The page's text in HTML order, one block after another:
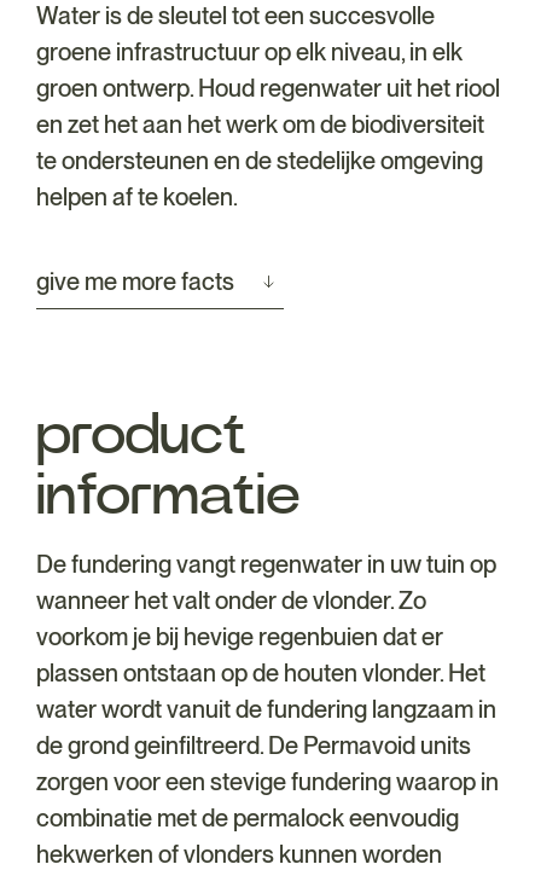
Water is de sleutel tot een succesvolle
groene infrastructuur op elk niveau, in elk
groen ontwerp. Houd regenwater uit het riool
en zet het aan het werk om de biodiversiteit
te ondersteunen en de stedelijke omgeving
helpen af te koelen.
give me more facts
product
informatie
De fundering vangt regenwater in uw tuin op
wanneer het valt onder de vlonder. Zo
voorkom je bij hevige regenbuien dat er
plassen ontstaan op de houten vlonder. Het
water wordt vanuit de fundering langzaam in
de grond geinfiltreerd. De Permavoid units
zorgen voor een stevige fundering waarop in
combinatie met de permalock eenvoudig
hekwerken of vlonders kunnen worden